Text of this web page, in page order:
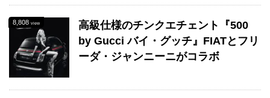
8,808 view
高級仕様のチンクエチェント『500
by Gucci バイ・グッチ』FIATとフリ
ーダ・ジャンニーニがコラボ